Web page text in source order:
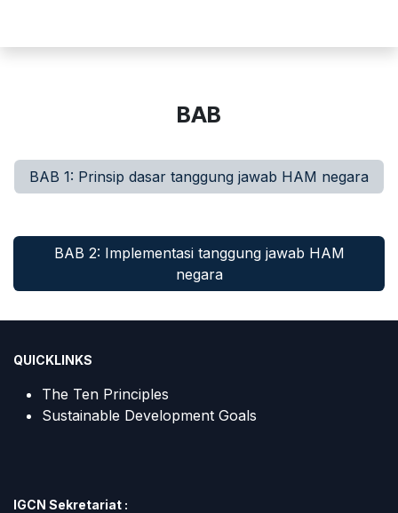
BAB
BAB 1: Prinsip dasar tanggung jawab HAM negara
BAB 2: Implementasi tanggung jaw​​ab HAM
negara
QUICKLINKS
The Ten Principles
Sustainable Development Goals
IGCN Sekretariat :